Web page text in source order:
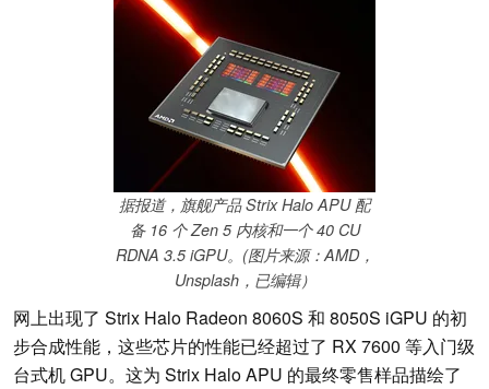
据报道，旗舰产品 Strix Halo APU 配
备 16 个 Zen 5 内核和一个 40 CU
RDNA 3.5 iGPU。(图片来源：AMD，
Unsplash，已编辑）
网上出现了 Strix Halo Radeon 8060S 和 8050S iGPU 的初
步合成性能，这些芯片的性能已经超过了 RX 7600 等入门级
台式机 GPU。这为 Strix Halo APU 的最终零售样品描绘了